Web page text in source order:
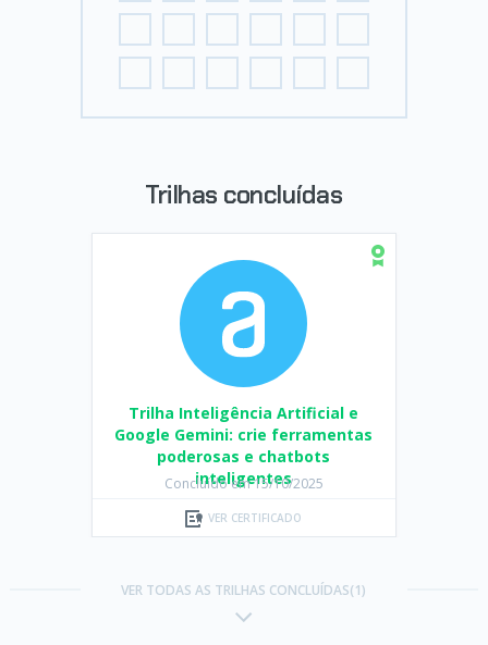
Trilhas concluídas
Trilha Inteligência Artificial e
Google Gemini: crie ferramentas
poderosas e chatbots
inteligentes
Concluído em 15/10/2025
VER CERTIFICADO
VER TODAS AS TRILHAS CONCLUÍDAS(1)